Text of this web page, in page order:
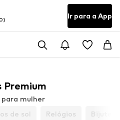
Ir para a App
Premium
para mulher
de sol Relógios